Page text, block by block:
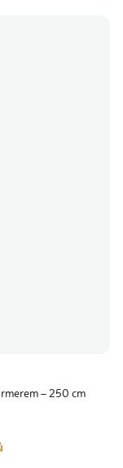
– 250 cm